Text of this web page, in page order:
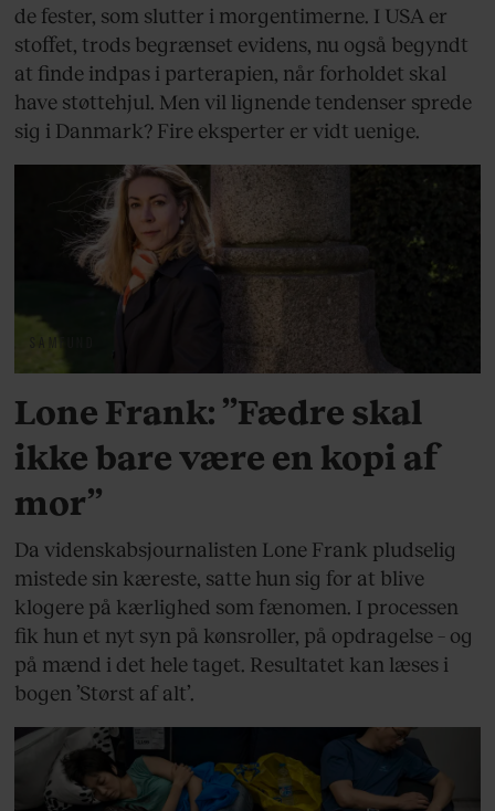
de fester, som slutter i morgentimerne. I USA er
stoffet, trods begrænset evidens, nu også begyndt
at finde indpas i parterapien, når forholdet skal
have støttehjul. Men vil lignende tendenser sprede
sig i Danmark? Fire eksperter er vidt uenige.
Lone Frank: ”Fædre skal
ikke bare være en kopi af
mor”
Da videnskabsjournalisten Lone Frank pludselig
mistede sin kæreste, satte hun sig for at blive
klogere på kærlighed som fænomen. I processen
fik hun et nyt syn på kønsroller, på opdragelse – og
på mænd i det hele taget. Resultatet kan læses i
bogen ’Størst af alt’.